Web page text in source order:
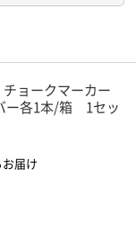
ョークマーカー
ー各1本/箱 1セッ
届け